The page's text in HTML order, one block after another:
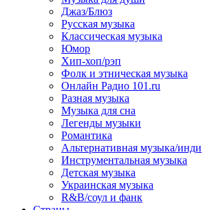
Джаз/Блюз
Русская музыка
Классическая музыка
Юмор
Хип-хоп/рэп
Фолк и этническая музыка
Онлайн Радио 101.ru
Разная музыка
Музыка для сна
Легенды музыки
Романтика
Альтернативная музыка/инди
Инструментальная музыка
Детская музыка
Украинская музыка
R&B/cоул и фанк